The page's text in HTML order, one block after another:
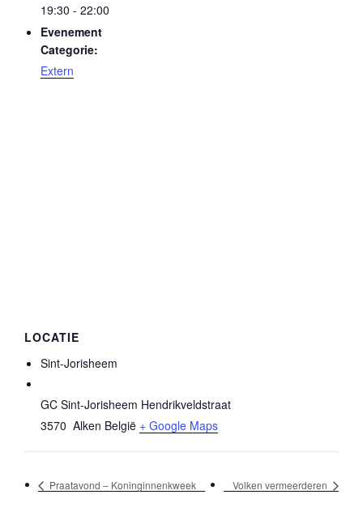
19:30 - 22:00
Evenement
Categorie:
Extern
LOCATIE
Sint-Jorisheem
GC Sint-Jorisheem Hendrikveldstraat
3570 Alken België + Google Maps
Praatavond – Koninginnenkweek Volken vermeerderen